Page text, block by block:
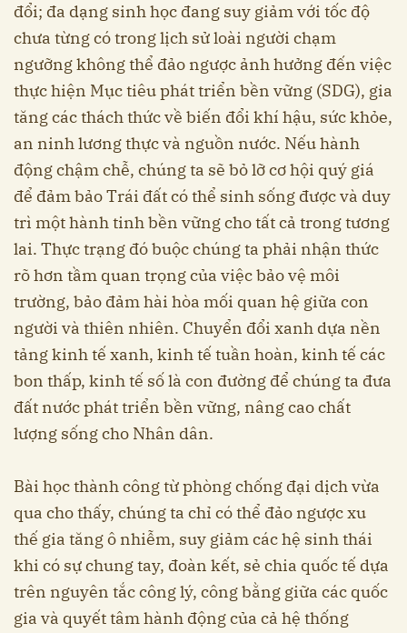
đổi; đa dạng sinh học đang suy giảm với tốc độ
chưa từng có trong lịch sử loài người chạm
ngưỡng không thể đảo ngược ảnh hưởng đến việc
thực hiện Mục tiêu phát triển bền vững (SDG), gia
tăng các thách thức về biến đổi khí hậu, sức khỏe,
an ninh lương thực và nguồn nước. Nếu hành
động chậm chễ, chúng ta sẽ bỏ lỡ cơ hội quý giá
để đảm bảo Trái đất có thể sinh sống được và duy
trì một hành tinh bền vững cho tất cả trong tương
lai. Thực trạng đó buộc chúng ta phải nhận thức
rõ hơn tầm quan trọng của việc bảo vệ môi
trường, bảo đảm hài hòa mối quan hệ giữa con
người và thiên nhiên. Chuyển đổi xanh dựa nền
tảng kinh tế xanh, kinh tế tuần hoàn, kinh tế các
bon thấp, kinh tế số là con đường để chúng ta đưa
đất nước phát triển bền vững, nâng cao chất
lượng sống cho Nhân dân.
Bài học thành công từ phòng chống đại dịch vừa
qua cho thấy, chúng ta chỉ có thể đảo ngược xu
thế gia tăng ô nhiễm, suy giảm các hệ sinh thái
khi có sự chung tay, đoàn kết, sẻ chia quốc tế dựa
trên nguyên tắc công lý, công bằng giữa các quốc
gia và quyết tâm hành động của cả hệ thống